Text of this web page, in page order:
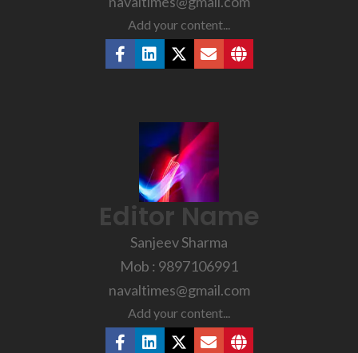
Add your content...
Editor Name
Sanjeev Sharma
Mob : 9897106991
navaltimes@gmail.com
Add your content...